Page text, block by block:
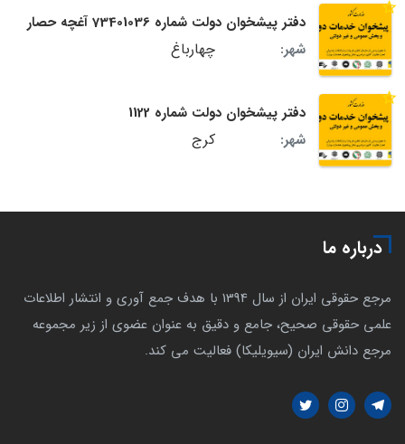
دفتر پیشخوان دولت شماره 73401036 آغچه حصار
شهر:
چهارباغ
دفتر پیشخوان دولت شماره 1122
شهر:
کرج
درباره ما
مرجع حقوقی ایران از سال 1394 با هدف جمع آوری و انتشار اطلاعات
علمی حقوقی صحیح، جامع و دقیق به عنوان عضوی از زیر مجموعه
مرجع دانش ایران (سیویلیکا) فعالیت می کند.